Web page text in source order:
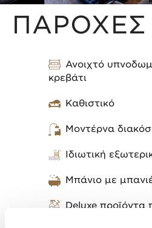
ΠΑΡΟΧΕΣ
Ανοιχτό
κρεβάτι
Καθιστικό
Μοντέρνα
Ιδιωτική
Μπάνιο με
Deluxe προϊόντα